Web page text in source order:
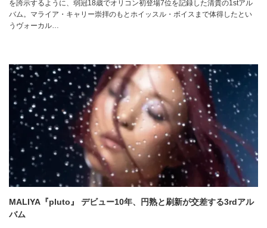
を誇示するように、弱冠18歳でオリコン初登場7位を記録した清貴の1stアル
バム。マライア・キャリー崇拝のもとホイッスル・ボイスまで体得したとい
うヴォーカル…
MALIYA『pluto』 デビュー10年、円熟と刷新が交差する3rdアル
バム